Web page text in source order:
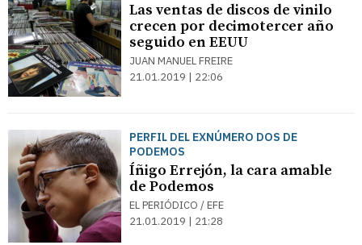
Las ventas de discos de vinilo
crecen por decimotercer año
seguido en EEUU
JUAN MANUEL FREIRE
21.01.2019 | 22:06
PERFIL DEL EXNÚMERO DOS DE
PODEMOS
Íñigo Errejón, la cara amable
de Podemos
EL PERIÓDICO / EFE
21.01.2019 | 21:28